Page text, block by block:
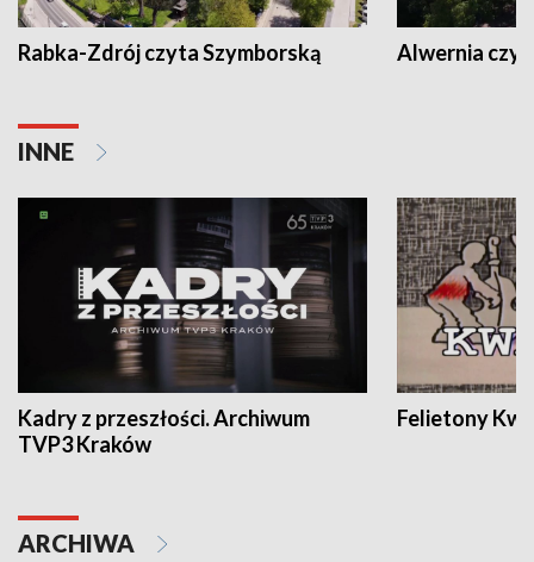
Rabka-Zdrój czyta Szymborską Alwernia
INNE
Kadry z przeszłości. Archiwum
TVP3 Kraków
Felietony
ARCHIWA